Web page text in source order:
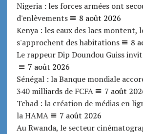
Nigeria : les forces armées ont
d'enlèvements
8 août 2026
Kenya : les eaux des lacs montent,
s'approchent des habitations
8
Le rappeur Dip Doundou Guiss
7 août 2026
Sénégal : la Banque mondiale
340 milliards de FCFA
7 août
Tchad : la création de médias en
la HAMA
7 août 2026
Au Rwanda, le secteur